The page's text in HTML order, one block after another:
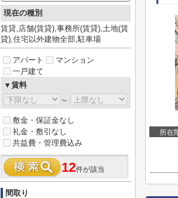
所在
現在の種別
賃貸,店舗(賃貸),事務所(賃貸),土地(賃
貸),住宅以外建物全部,駐車場
アパート
マンション
一戸建て
▼賃料
～
敷金・保証金なし
礼金・敷引なし
共益費・管理費込み
12件が該当
間取り